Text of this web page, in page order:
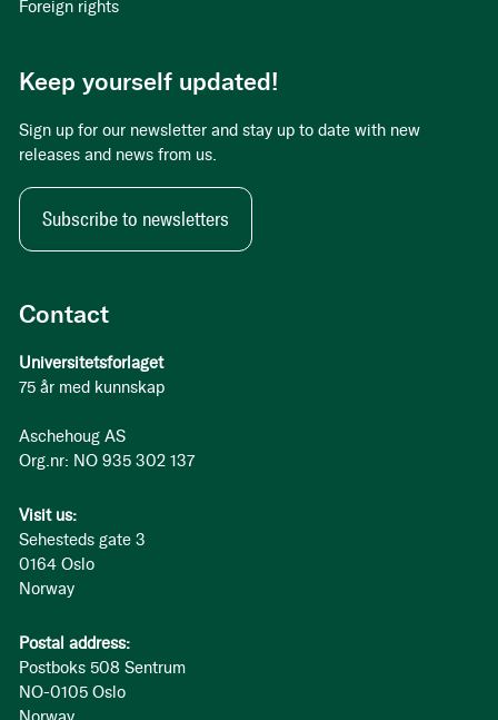
Contact
Universitetsforlaget
75 år med kunnskap
Aschehoug AS
Org.nr: NO 935 302 137
Visit us:
Sehesteds gate 3
0164 Oslo
Norway
Postal address:
Postboks 508 Sentrum
NO-0105 Oslo
Foreign rights
Keep yourself updated!
Sign up for our newsletter and stay up to date with new
releases and news from us.
Subscribe to newsletters